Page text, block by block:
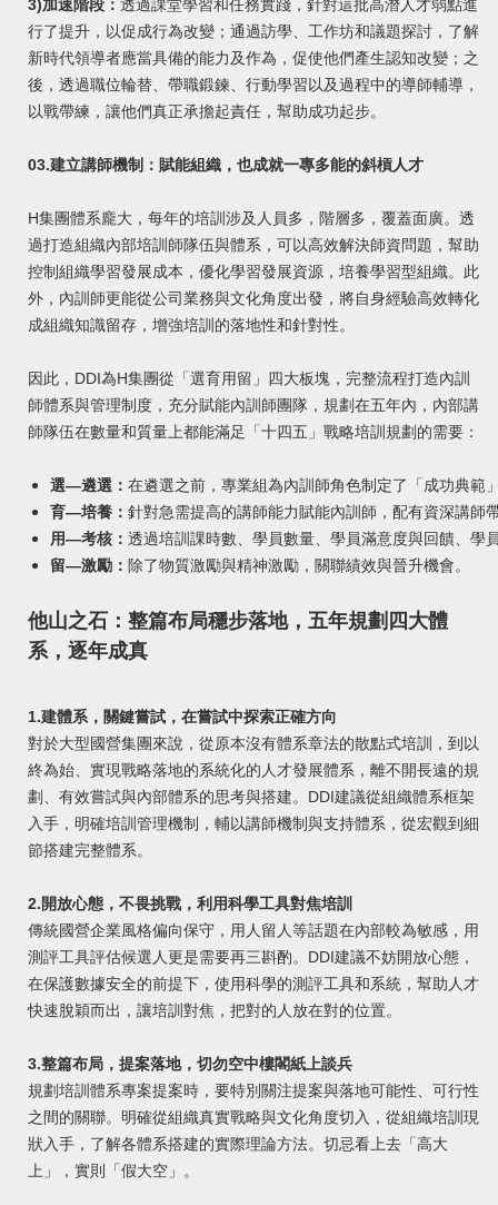
3)加速階段： 透過課堂學習和任務實踐，針對這批高潛人才弱點進
行了提升，以促成行為改變；通過訪學、工作坊和議題探討，了解
新時代領導者應當具備的能力及作為，促使他們產生認知改變；之
後，透過職位輪替、帶職鍛鍊、行動學習以及過程中的導師輔導，
以戰帶練，讓他們真正承擔起責任，幫助成功起步。
03.建立講師機制：賦能組織，也成就一專多能的斜槓人才
H集團體系龐大，每年的培訓涉及人員多，階層多，覆蓋面廣。透
過打造組織內部培訓師隊伍與體系，可以高效解決師資問題，幫助
控制組織學習發展成本，優化學習發展資源，培養學習型組織。此
外，內訓師更能從公司業務與文化角度出發，將自身經驗高效轉化
成組織知識留存，增強培訓的落地性和針對性。
因此，DDI為H集團從「選育用留」四大板塊，完整流程打造內訓
師體系與管理制度，充分賦能內訓師團隊，規劃在五年內，內部講
師隊伍在數量和質量上都能滿足「十四五」戰略培訓規劃的需要：
選—遴選： 在遴選之前，專業組為內訓師角色制定了「成功典範
育—培養： 針對急需提高的講師能力賦能內訓師，配有資深講師
用—考核： 透過培訓課時數、學員數量、學員滿意度與回饋、學
留—激勵： 除了物質激勵與精神激勵，關聯績效與晉升機會。
他山之石：整篇布局穩步落地，五年規劃四大體
系，逐年成真
1.建體系，關鍵嘗試，在嘗試中探索正確方向
對於大型國營集團來說，從原本沒有體系章法的散點式培訓，到以
終為始、實現戰略落地的系統化的人才發展體系，離不開長遠的規
劃、有效嘗試與內部體系的思考與搭建。DDI建議從組織體系框架
入手，明確培訓管理機制，輔以講師機制與支持體系，從宏觀到細
節搭建完整體系。
2.開放心態，不畏挑戰，利用科學工具對焦培訓
傳統國營企業風格偏向保守，用人留人等話題在內部較為敏感，用
測評工具評估候選人更是需要再三斟酌。DDI建議不妨開放心態，
在保護數據安全的前提下，使用科學的測評工具和系統，幫助人才
快速脫穎而出，讓培訓對焦，把對的人放在對的位置。
3.整篇布局，提案落地，切勿空中樓閣紙上談兵
規劃培訓體系專案提案時，要特別關注提案與落地可能性、可行性
之間的關聯。明確從組織真實戰略與文化角度切入，從組織培訓現
狀入手，了解各體系搭建的實際理論方法。切忌看上去「高大
上」，實則「假大空」。